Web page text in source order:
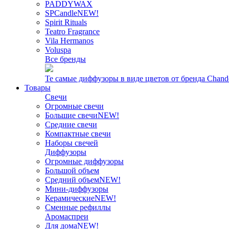
PADDYWAX
SPCandleNEW!
Spirit Rituals
Teatro Fragrance
Vila Hermanos
Voluspa
Все бренды
Те самые диффузоры в виде цветов от бренда
Товары
Свечи
Огромные свечи
Большие свечиNEW!
Средние свечи
Компактные свечи
Наборы свечей
Диффузоры
Огромные диффузоры
Большой объем
Средний объемNEW!
Мини-диффузоры
КерамическиеNEW!
Сменные рефиллы
Аромаспреи
Для домаNEW!